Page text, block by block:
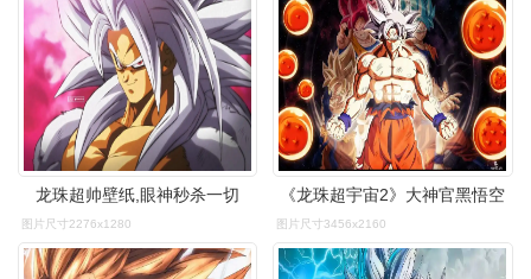
龙珠超帅壁纸,眼神秒杀一切
图片尺寸2276x1280
《龙珠超宇宙2》大神官黑悟空
图片尺寸3456x2160